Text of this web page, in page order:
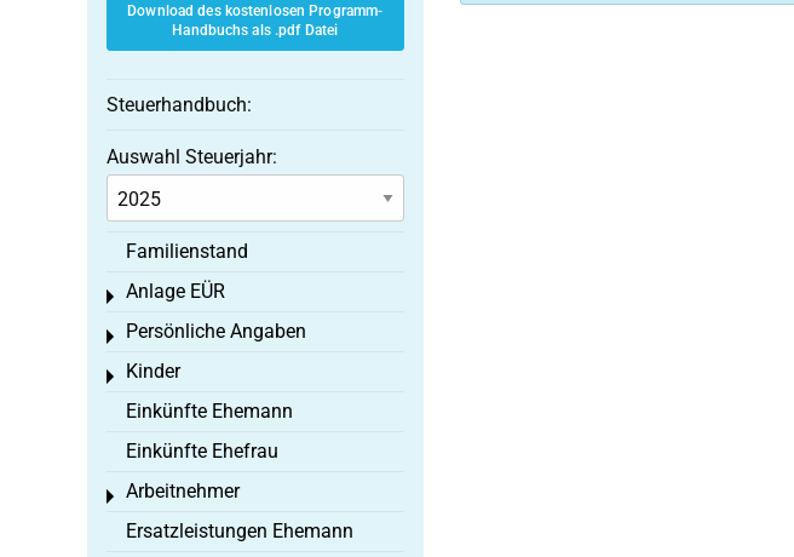
Download des kostenlosen Programm-
Handbuchs als .pdf Datei
Steuerhandbuch:
Auswahl Steuerjahr:
Familienstand
Anlage EÜR
Toggle menu
Persönliche Angaben
Toggle menu
Kinder
Toggle menu
Einkünfte Ehemann
Einkünfte Ehefrau
Arbeitnehmer
Toggle menu
Ersatzleistungen Ehemann